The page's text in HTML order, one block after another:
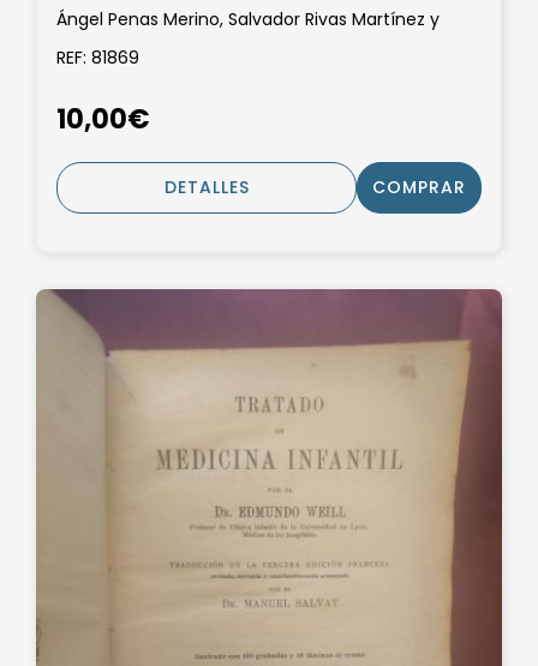
Ángel Penas Merino, Salvador Rivas Martínez y
REF: 81869
10,00€
DETALLES COMPRAR